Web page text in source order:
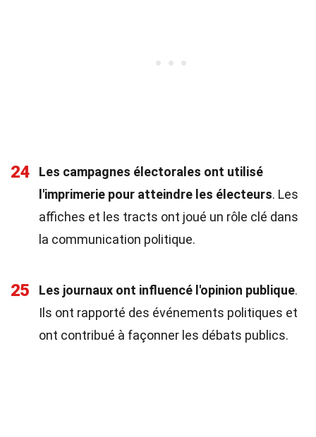
24
Les campagnes électorales ont utilisé
l'imprimerie pour atteindre les électeurs. Les
affiches et les tracts ont joué un rôle clé dans
la communication politique.
25 Les journaux ont influencé l'opinion publique.
Ils ont rapporté des événements politiques et
ont contribué à façonner les débats publics.